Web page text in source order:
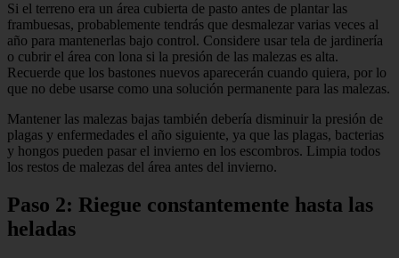
Si el terreno era un área cubierta de pasto antes de plantar las
frambuesas, probablemente tendrás que desmalezar varias veces al
año para mantenerlas bajo control. Considere usar tela de jardinería
o cubrir el área con lona si la presión de las malezas es alta.
Recuerde que los bastones nuevos aparecerán cuando quiera, por lo
que no debe usarse como una solución permanente para las malezas.
Mantener las malezas bajas también debería disminuir la presión de
plagas y enfermedades el año siguiente, ya que las plagas, bacterias
y hongos pueden pasar el invierno en los escombros. Limpia todos
los restos de malezas del área antes del invierno.
Paso 2: Riegue constantemente hasta las
heladas